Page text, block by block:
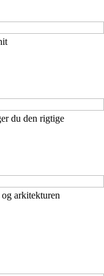
du den rigtige
arkitekturen